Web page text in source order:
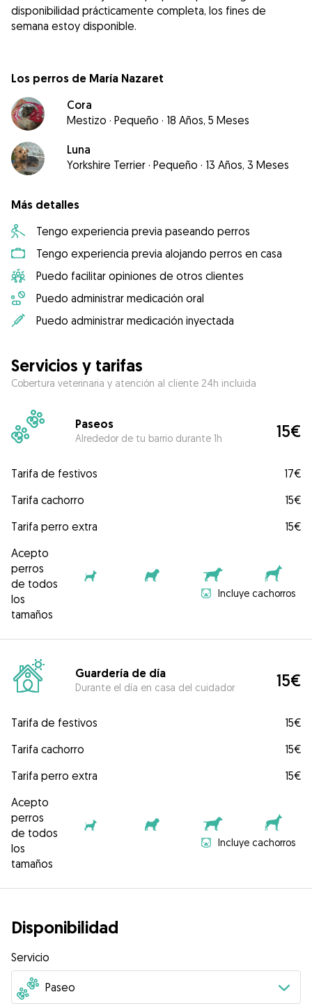
disponibilidad prácticamente completa, los fines de
semana estoy disponible.
Los perros de María Nazaret
Cora
Mestizo · Pequeño · 18 Años, 5 Meses
Luna
Yorkshire Terrier · Pequeño · 13 Años, 3 Meses
Más detalles
Tengo experiencia previa paseando perros
Tengo experiencia previa alojando perros en casa
Puedo facilitar opiniones de otros clientes
Puedo administrar medicación oral
Puedo administrar medicación inyectada
Servicios y tarifas
Cobertura veterinaria y atención al cliente 24h incluida
Paseos
Alrededor de tu barrio durante 1h 15€
Tarifa de festivos
17€
Tarifa cachorro
15€
Tarifa perro extra
15€
Acepto
perros
de todos
los
tamaños
Incluye cachorros
Guardería de día
Durante el día en casa del cuidador 15€
Tarifa de festivos
15€
Tarifa cachorro
15€
Tarifa perro extra
15€
Acepto
perros
de todos
los
tamaños
Incluye cachorros
Disponibilidad
Servicio